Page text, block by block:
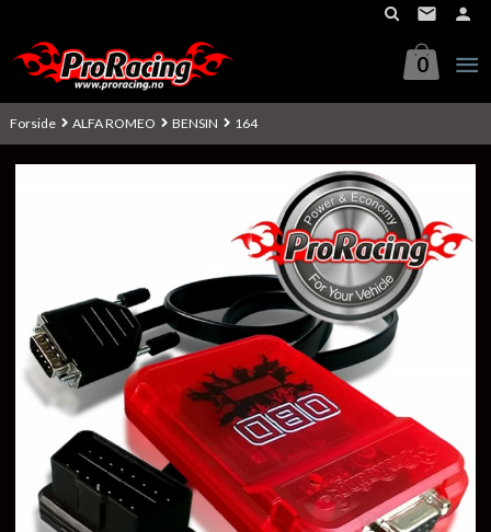
innholdet
0
Forside ALFA ROMEO BENSIN 164